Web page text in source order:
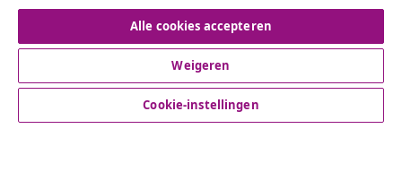
© 2008-2026 vidaXL www.vidaxl.nl is een website van vidaXL
Alle cookies accepteren
Weigeren
Cookie-instellingen